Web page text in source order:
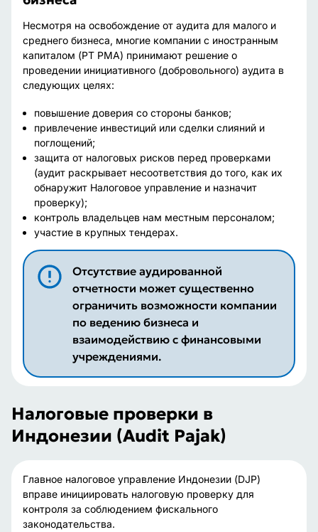
Несмотря на освобождение от аудита для малого и
среднего бизнеса, многие компании с иностранным
капиталом (PT PMA) принимают решение о
проведении инициативного (добровольного) аудита в
следующих целях:
повышение доверия со стороны банков;
привлечение инвестиций или сделки слияний и
поглощений;
защита от налоговых рисков перед проверками
(аудит раскрывает несоответствия до того, как их
обнаружит Налоговое управление и назначит
проверку);
контроль владельцев нам местным персоналом;
участие в крупных тендерах.
Отсутствие аудированной
отчетности может существенно
ограничить возможности компании
по ведению бизнеса и
взаимодействию с финансовыми
учреждениями.
Налоговые проверки в
Индонезии (Audit Pajak)
Главное налоговое управление Индонезии (DJP)
вправе инициировать налоговую проверку для
контроля за соблюдением фискального
законодательства.